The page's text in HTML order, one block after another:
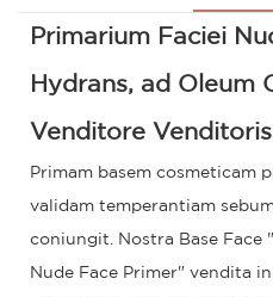
Primarium Faciei
Hydrans, ad Oleum
Venditore
Primam basem cosmeticam
validam temperantiam
coniungit. Nostra Base
Nude Face Primer" vendita